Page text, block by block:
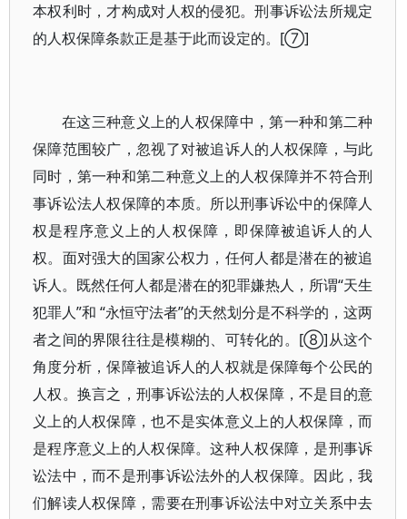
本权利时，才构成对人权的侵犯。刑事诉讼法所规定
的人权保障条款正是基于此而设定的。[⑦]
在这三种意义上的人权保障中，第一种和第二种
保障范围较广，忽视了对被追诉人的人权保障，与此
同时，第一种和第二种意义上的人权保障并不符合刑
事诉讼法人权保障的本质。所以刑事诉讼中的保障人
权是程序意义上的人权保障，即保障被追诉人的人
权。面对强大的国家公权力，任何人都是潜在的被追
诉人。既然任何人都是潜在的犯罪嫌热人，所谓“天生
犯罪人”和 “永恒守法者”的天然划分是不科学的，这两
者之间的界限往往是模糊的、可转化的。[⑧]从这个
角度分析，保障被追诉人的人权就是保障每个公民的
人权。换言之，刑事诉讼法的人权保障，不是目的意
义上的人权保障，也不是实体意义上的人权保障，而
是程序意义上的人权保障。这种人权保障，是刑事诉
讼法中，而不是刑事诉讼法外的人权保障。因此，我
们解读人权保障，需要在刑事诉讼法中对立关系中去